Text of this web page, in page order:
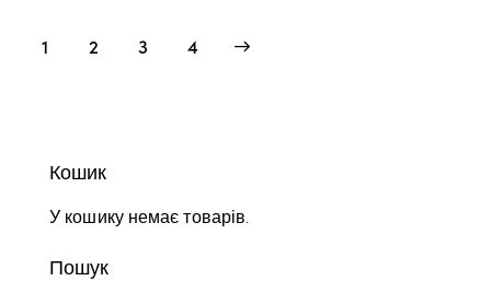
1 2 3 4
→
Кошик
У кошику немає товарів.
Пошук